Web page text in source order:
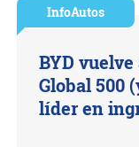
InfoAutos
BYD
Global 500
líder en